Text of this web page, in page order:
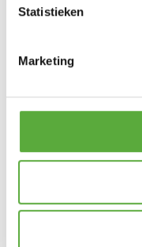
Statistieken
Marketing